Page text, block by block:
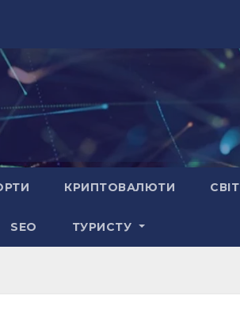
КРИПТОВАЛЮТИ СВІТ
SEO ТУРИСТУ